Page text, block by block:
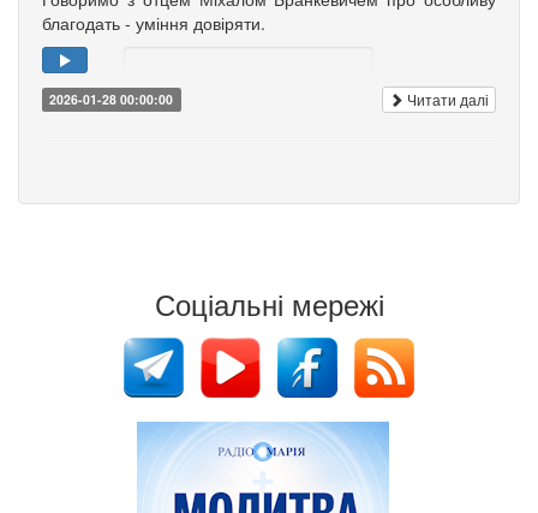
благодать - уміння довіряти.
2026-01-28 00:00:00 Читати далі
Соціальні мережі